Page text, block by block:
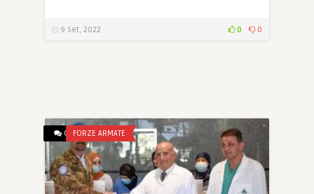
9 Set, 2022 0 0
0 FORZE ARMATE